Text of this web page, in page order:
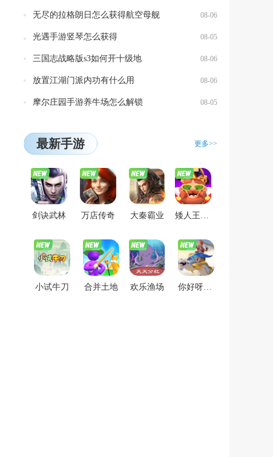
无尽的拉格朗日怎么获得航空母舰 08-06
光遇手游竖琴怎么获得 08-05
三国志战略版s3如何开十级地 08-06
放置江湖门派内功有什么用 08-06
摩尔庄园手游养牛场怎么解锁 08-05
最新手游 更多>>
剑诀武林 万店传奇 大秦霸业 矮人王家里有矿
小试牛刀 合并土地 欢乐渔场 你好呀勇士